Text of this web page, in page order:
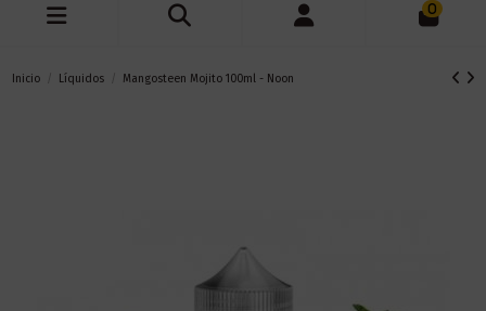
0
Inicio Líquidos Mangosteen Mojito 100ml - Noon